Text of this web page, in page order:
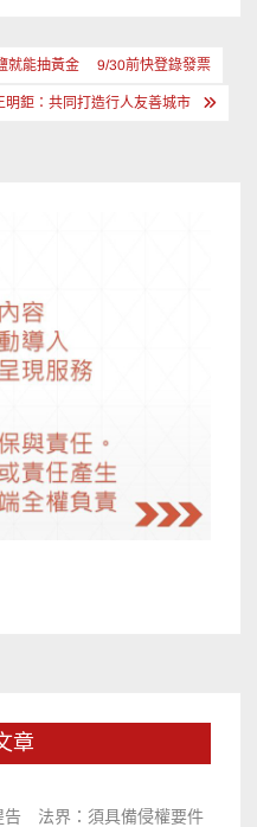
就能抽黃金 9/30前快登錄發票
鉅：共同打造行人友善城市
章
法界：須具備侵權要件